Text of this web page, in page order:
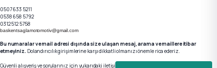
0507 633 5211
0538 658 5792
0312 512 5758
baskentsaglamotomotiv@gmail.com
Bu numaralar ve mail adresi dışında size ulaşan mesaj, arama ve maillere itibar
etmeyiniz. Dolandırıcılık girişimlerine karşı dikkatli olmanızı önemle rica ederiz.
Güvenli alışveriş ve sorularınız için yukarıdaki iletişim kanallarımızdan bizlere ulaşabilirsiniz.